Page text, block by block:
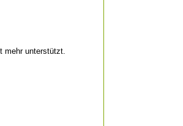
mehr unterstützt.